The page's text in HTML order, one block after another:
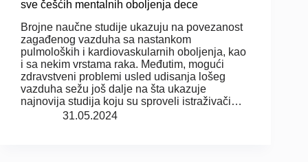
sve češćih mentalnih oboljenja dece
Brojne naučne studije ukazuju na povezanost
zagađenog vazduha sa nastankom
pulmoloških i kardiovaskularnih oboljenja, kao
i sa nekim vrstama raka. Međutim, mogući
zdravstveni problemi usled udisanja lošeg
vazduha sežu još dalje na šta ukazuje
najnovija studija koju su sproveli istraživači…
31.05.2024